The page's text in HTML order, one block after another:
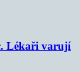
Lékaři varují